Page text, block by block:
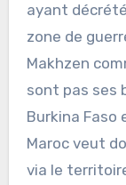
ayant
zone de
Makhzen
sont pas ses
Burkina Faso
Maroc veut
via le